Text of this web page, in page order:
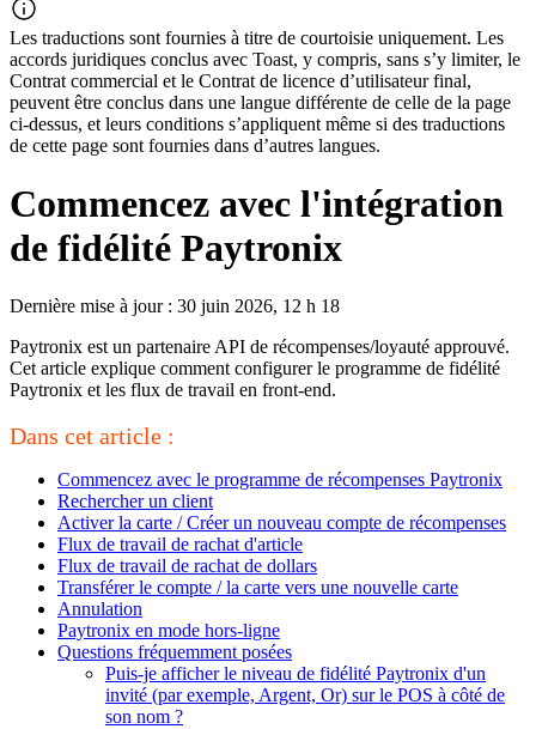
Les traductions sont fournies à titre de courtoisie uniquement. Les
accords juridiques conclus avec Toast, y compris, sans s’y limiter, le
Contrat commercial et le Contrat de licence d’utilisateur final,
peuvent être conclus dans une langue différente de celle de la page
ci-dessus, et leurs conditions s’appliquent même si des traductions
de cette page sont fournies dans d’autres langues.
Commencez avec l'intégration
de fidélité Paytronix
Dernière mise à jour : 30 juin 2026, 12 h 18
Paytronix est un partenaire API de récompenses/loyauté approuvé.
Cet article explique comment configurer le programme de fidélité
Paytronix et les flux de travail en front-end.
Dans cet article :
Commencez avec le programme de récompenses Paytronix
Rechercher un client
Activer la carte / Créer un nouveau compte de récompenses
Flux de travail de rachat d'article
Flux de travail de rachat de dollars
Transférer le compte / la carte vers une nouvelle carte
Annulation
Paytronix en mode hors-ligne
Questions fréquemment posées
Puis-je afficher le niveau de fidélité Paytronix d'un
invité (par exemple, Argent, Or) sur le POS à côté de
son nom ?